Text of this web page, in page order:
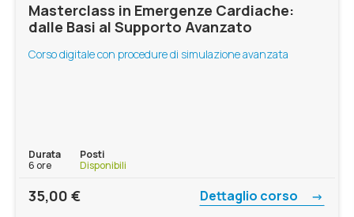
Masterclass in Emergenze Cardiache:
dalle Basi al Supporto Avanzato
Durata
6 ore
Posti
Disponibili
35,00 € Dettaglio corso